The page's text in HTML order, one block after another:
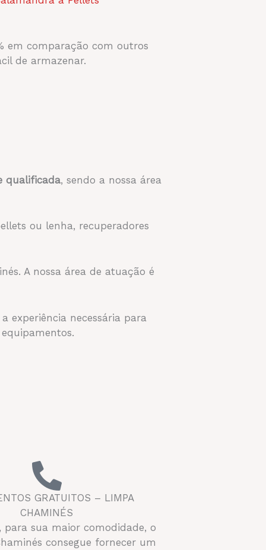
em comparação com outros
de armazenar.
qualificada, sendo a nossa área
ou lenha, recuperadores
A nossa área de atuação é
experiência necessária para
GRATUITOS – LIMPA
CHAMINÉS
para sua maior comodidade, o
consegue fornecer um